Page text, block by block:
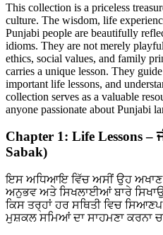
This collection is a priceless
culture. The wisdom, life
Punjabi people are beautifully
idioms. They are not merely
ethics, social values, and family
carries a unique lesson. They
important life lessons, and
collection serves as a valuable
anyone passionate about Punjabi
Chapter 1: Life Lessons –
Sabak)
ਇਸ ਅਧਿਆਇ ਵਿੱਚ ਅਸੀਂ ਉਹ ਅਖਾਣ
ਅਨੁਭਵ ਅਤੇ ਸਿਖਲਾਈਆਂ ਬਾਰੇ
ਕਿਸ ਤਰ੍ਹਾਂ ਹਰ ਸਥਿਤੀ ਵਿਚ
ਮੁਸ਼ਕਲ ਸਮਿਆਂ ਦਾ ਸਾਹਮਣਾ ਕਰਨਾ